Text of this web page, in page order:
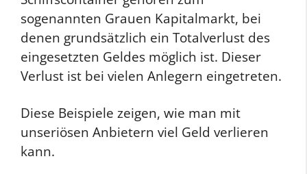
sogenannten Grauen Kapitalmarkt, bei
denen grundsätzlich ein Totalverlust des
eingesetzten Geldes möglich ist. Dieser
Verlust ist bei vielen Anlegern eingetreten.
Diese Beispiele zeigen, wie man mit
unseriösen Anbietern viel Geld verlieren
kann.